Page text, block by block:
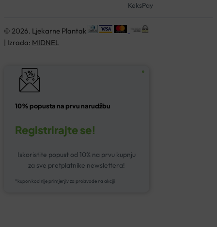
KeksPay
© 2026. Ljekarne Plantak
| Izrada: MIDNEL
10% popusta na prvu narudžbu
Registrirajte se!
Iskoristite popust od 10% na prvu kupnju
za sve pretplatnike newslettera!
*kupon kod nije primjenjiv za proizvode na akciji